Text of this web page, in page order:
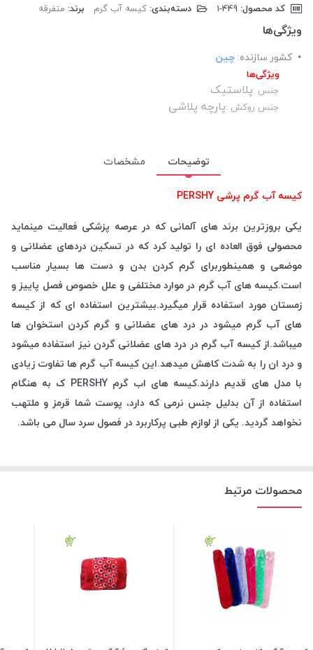
کد محصول: دسته‌بندی: کیسه آب گرم برند: متفرقه
ویژگی‌ها
کشور سازنده: چین
ویژگی‌ها
جنس :پلاستیک
جنس روکش :پارچه پلاشی
توضیحات
مشخصات
کیسه آب گرم پرشی PERSHY
یکی بروزترین برند های آلمانی که در عرصه پزشکی فعالیت مینماید
محصولی فوق العاده ای را تولید کرد که در تسکین دردهای عضلانی و
موضعی و همینطوربرای گرم کردن بدن و دست ها بسیار مناسب
است.کیسه های آب گرم در موارد مختلفی و علل خصوص فصل پاییز و
زمستان مورد استفاده قرار میگیرد.بیشترین استفاده ای که از کیسه
های آب گرم میشود در درد های عضلانی و گرم کردن استخوان ها
میباشد.از کیسه آب گرم در درد های عضلانی گردن نیز استفاده میشود
و درد ان را به شدت کاهش میدهد.این کیسه آب گرم ها تفاوت زیادی
با مدل های قدیم دارند.کیسه های اب گرم PERSHY ک به هنگام
استفاده از آن بدلیل جنس نرمی که دارد، پوست شما قرمز و ملتهب
نخواهد گردید. یکی از لوازم طبی پرکاربرد در فصول سرد سال می باشد.
محصولات مرتبط